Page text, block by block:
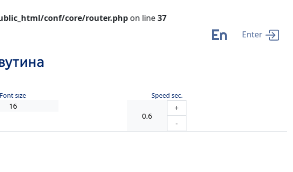
conf/core/router.php on line37
En Enter
Font size Speed sec.
+
-